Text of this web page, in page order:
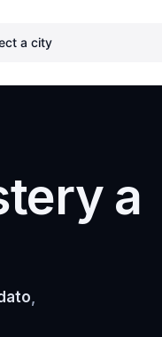
a city
a
,